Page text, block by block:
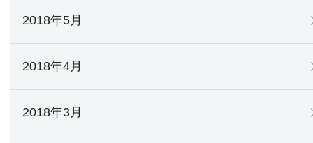
2018年5月
2018年4月
2018年3月